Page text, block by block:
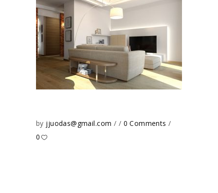
by jjuodas@gmail.com
0 Comments
0